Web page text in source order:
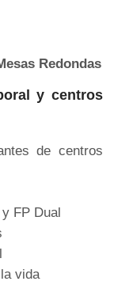
Redondas
y centros
de centros
FP Dual
vida